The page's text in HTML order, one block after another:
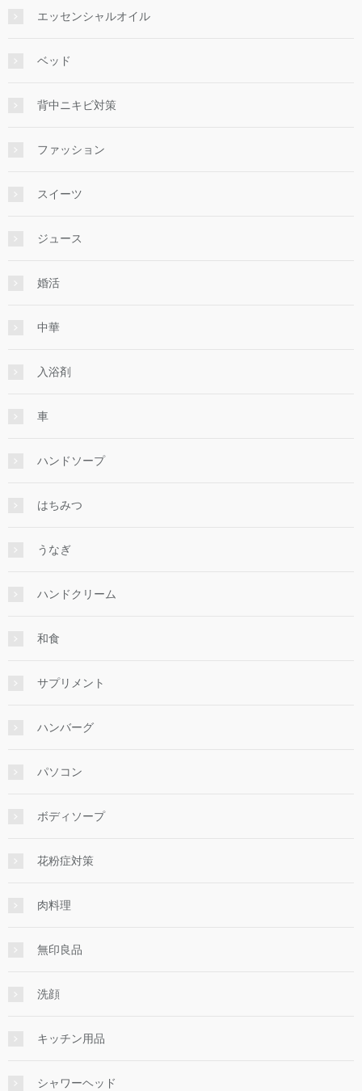
エッセンシャルオイル
ベッド
背中ニキビ対策
ファッション
スイーツ
ジュース
婚活
中華
入浴剤
車
ハンドソープ
はちみつ
うなぎ
ハンドクリーム
和食
サプリメント
ハンバーグ
パソコン
ボディソープ
花粉症対策
肉料理
無印良品
洗顔
キッチン用品
シャワーヘッド